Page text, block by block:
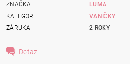
ZNAČKA
LUMA
KATEGORIE
VANIČKY
ZÁRUKA
2 ROKY
Dotaz